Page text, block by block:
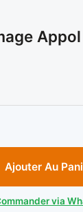
Ajouter Au
via